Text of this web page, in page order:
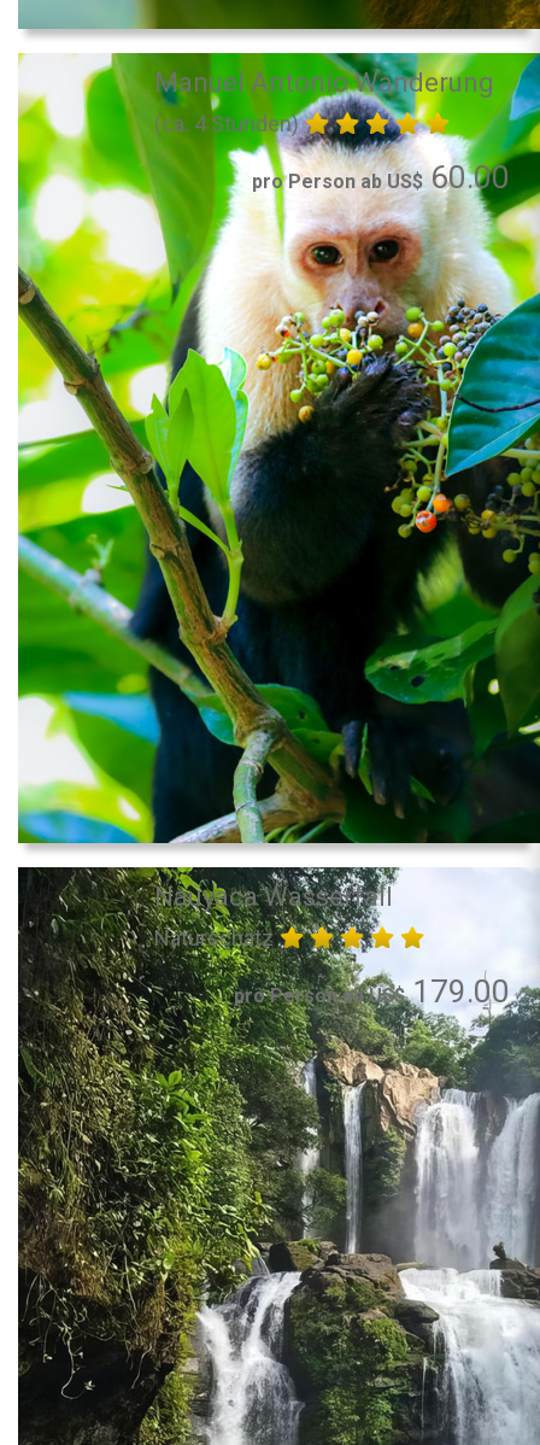
Manuel Antonio Wanderung
(ca. 4 Stunden)
pro Person ab US$60.00
Nauyaca Wasserfall
Naturschatz
pro Person ab US$179.00